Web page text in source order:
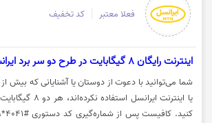
فعلا معتبر کد تخفیف
اینترنت رایگان 8 گیگابایت در طرح دو سر برد ایرانسل
یا اینترنت ایرانسل